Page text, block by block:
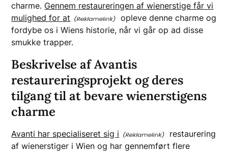
charme. Gennem restaureringen af wienerstige får vi
mulighed for at
opleve denne charme og
fordybe os i Wiens historie, når vi går op ad disse
smukke trapper.
Beskrivelse af Avantis
restaureringsprojekt og deres
tilgang til at bevare wienerstigens
charme
Avanti har specialiseret sig i
restaurering
af wienerstiger i Wien og har gennemført flere